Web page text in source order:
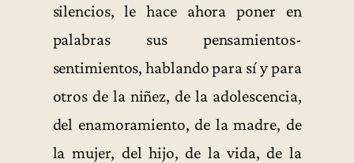
silencios, le hace ahora poner en
palabras sus pensamientos-
sentimientos, hablando para sí y para
otros de la niñez, de la adolescencia,
del enamoramiento, de la madre, de
la mujer, del hijo, de la vida, de la